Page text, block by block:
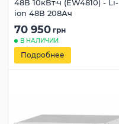
48В 10кВт·ч (EW4810) - Li-
ion 48В 208Ач
70 950 грн
В НАЛИЧИИ
Подробнее